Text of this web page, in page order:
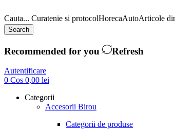
Cauta... Curatenie si protocolHorecaAutoArticole
Search
Recommended for you Refresh
Autentificare
0 Cos 0,00 lei
Categorii
Accesorii Birou
Categorii de produse